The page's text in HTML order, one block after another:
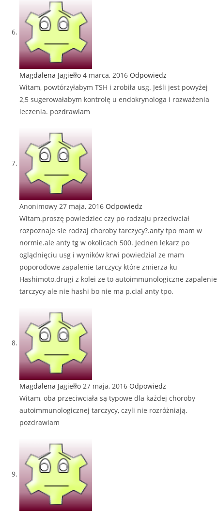
Magdalena Jagiełło 4 marca, 2016 Odpowiedz
Witam, powtórzyłabym TSH i zrobiła usg. Jeśli jest powyżej
2,5 sugerowałabym kontrolę u endokrynologa i rozważenia
leczenia. pozdrawiam
Anonimowy 27 maja, 2016 Odpowiedz
Witam.proszę powiedziec czy po rodzaju przeciwciał
rozpoznaje sie rodzaj choroby tarczycy?.anty tpo mam w
normie.ale anty tg w okolicach 500. Jednen lekarz po
oglądnięciu usg i wyników krwi powiedzial ze mam
poporodowe zapalenie tarczycy które zmierza ku
Hashimoto.drugi z kolei ze to autoimmunologiczne zapalenie
tarczycy ale nie hashi bo nie ma p.cial anty tpo.
Magdalena Jagiełło 27 maja, 2016 Odpowiedz
Witam, oba przeciwciała są typowe dla każdej choroby
autoimmunologicznej tarczycy, czyli nie rozróżniają.
pozdrawiam